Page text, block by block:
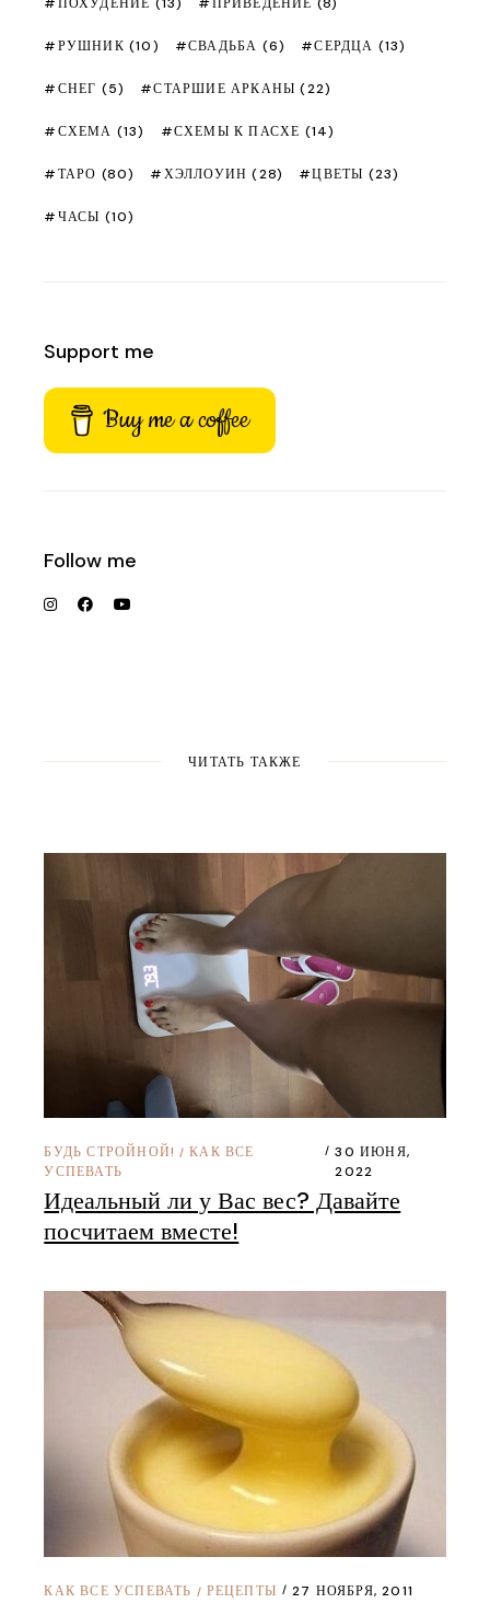
РУШНИК (10) СВАДЬБА (6) СЕРДЦА (13)
СНЕГ (5) СТАРШИЕ АРКАНЫ (22)
СХЕМА (13) СХЕМЫ К ПАСХЕ (14)
ТАРО (80) ХЭЛЛОУИН (28) ЦВЕТЫ (23)
ЧАСЫ (10)
Support me
Buy me a coffee
Follow me
ЧИТАТЬ ТАКЖЕ
БУДЬ СТРОЙНОЙ! /КАК ВСЕ
УСПЕВАТЬ
30 ИЮНЯ,
2022
Идеальный ли у Вас вес? Давайте
посчитаем вместе!
КАК ВСЕ УСПЕВАТЬ / РЕЦЕПТЫ 27 НОЯБРЯ, 2011